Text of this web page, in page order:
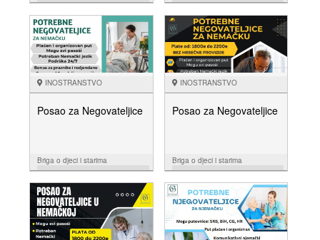
NUDIM NUDIM
INOSTRANSTVO
Posao za Negovateljice
Briga o djeci i starima
NUDIM
INOSTRANSTVO
Posao za Negovateljice
Briga o djeci i starima
NUDIM